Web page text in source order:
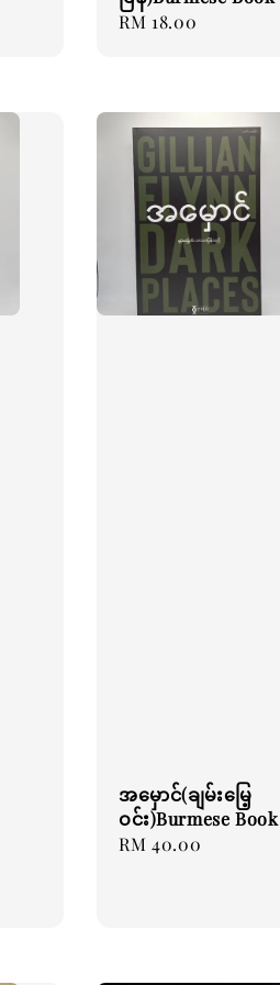
Regular
RM 18.00
အမှောင်(ချမ်းမြေ့
ဝင်း)Burmese Book
Regular
RM 40.00